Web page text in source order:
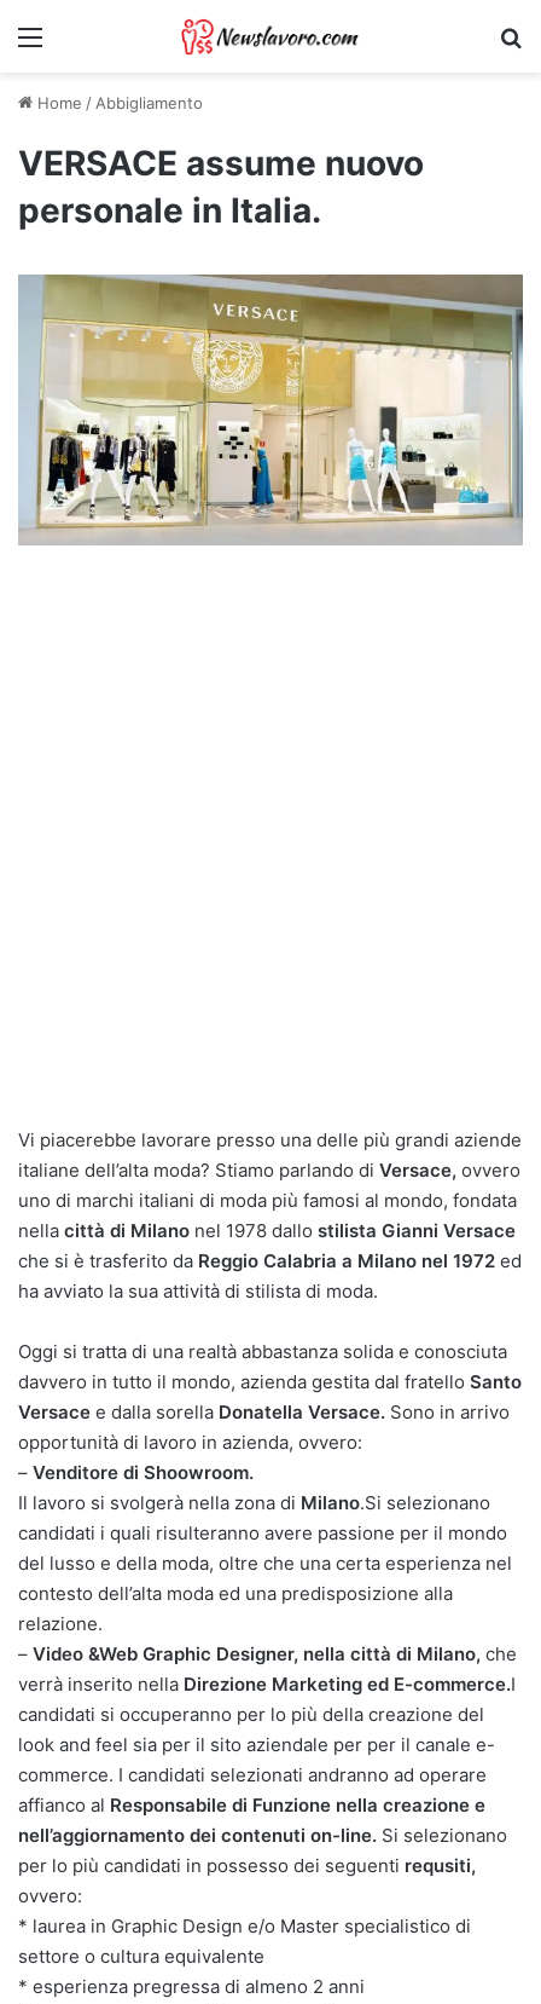
Menu
Home /Abbigliamento
VERSACE assume nuovo
personale in Italia.
Vi piacerebbe lavorare presso una delle più grandi aziende
italiane dell’alta moda? Stiamo parlando di Versace, ovvero
uno di marchi italiani di moda più famosi al mondo, fondata
nella città di Milano nel 1978 dallo stilista Gianni Versace
che si è trasferito da Reggio Calabria a Milano nel 1972 ed
ha avviato la sua attività di stilista di moda.
Oggi si tratta di una realtà abbastanza solida e conosciuta
davvero in tutto il mondo, azienda gestita dal fratello Santo
Versace e dalla sorella Donatella Versace. Sono in arrivo
opportunità di lavoro in azienda, ovvero:
– Venditore di Shoowroom.
Il lavoro si svolgerà nella zona di Milano.Si selezionano
candidati i quali risulteranno avere passione per il mondo
del lusso e della moda, oltre che una certa esperienza nel
contesto dell’alta moda ed una predisposizione alla
relazione.
– Video &Web Graphic Designer, nella città di Milano, che
verrà inserito nella Direzione Marketing ed E-commerce.I
candidati si occuperanno per lo più della creazione del
look and feel sia per il sito aziendale per per il canale e-
commerce. I candidati selezionati andranno ad operare
affianco al Responsabile di Funzione nella creazione e
nell’aggiornamento dei contenuti on-line. Si selezionano
per lo più candidati in possesso dei seguenti requsiti,
ovvero:
* laurea in Graphic Design e/o Master specialistico di
settore o cultura equivalente
* esperienza pregressa di almeno 2 anni